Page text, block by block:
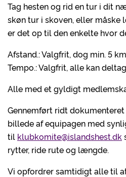
Tag hesten og rid en tur i dit
skøn tur i skoven, eller måske
er det op til den enkelte hvor
Afstand.: Valgfrit, dog min. 5
Tempo.: Valgfrit, alle kan
Alle med et gyldigt
Gennemført ridt
billede af equipagen med
til klubkomite@islandshest.dk
rytter, ride rute og længde.
Vi opfordrer samtidigt alle til